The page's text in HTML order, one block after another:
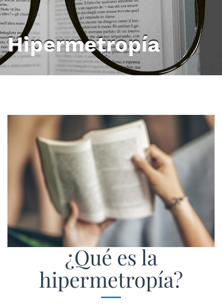
Hipermetropía
¿Qué es la
hipermetropía?